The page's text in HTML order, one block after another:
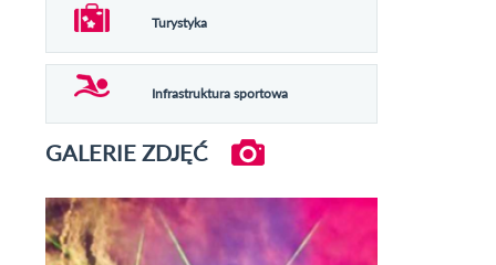
Turystyka
Infrastruktura sportowa
GALERIE ZDJĘĆ